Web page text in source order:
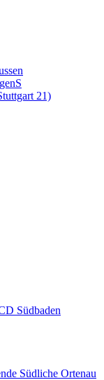
21)
Südbaden
Südliche Ortenau